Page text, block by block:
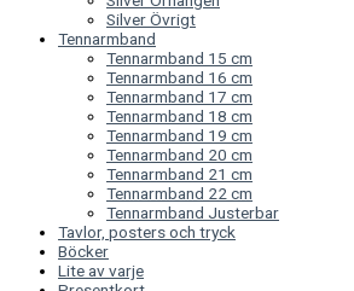
Silver Övrigt
Tennarmband
Tennarmband 15 cm
Tennarmband 16 cm
Tennarmband 17 cm
Tennarmband 18 cm
Tennarmband 19 cm
Tennarmband 20 cm
Tennarmband 21 cm
Tennarmband 22 cm
Tennarmband Justerbar
Tavlor, posters och tryck
Böcker
Lite av varje